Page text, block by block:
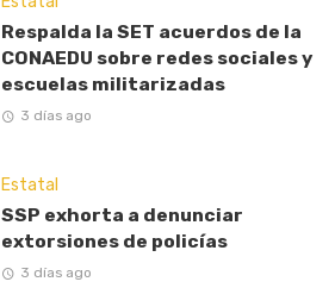
Respalda la SET acuerdos de la
CONAEDU sobre redes sociales y
escuelas militarizadas
3 días ago
Estatal
SSP exhorta a denunciar
extorsiones de policías
3 días ago